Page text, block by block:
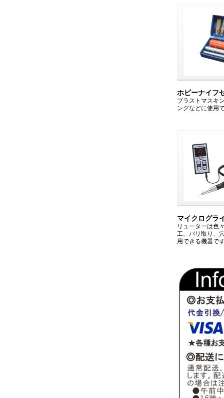
ホビーナイフ
ブラストマスキ
ングなどに使用
マイクログラ
リューターは色
工、バリ取り、
用できる機器で